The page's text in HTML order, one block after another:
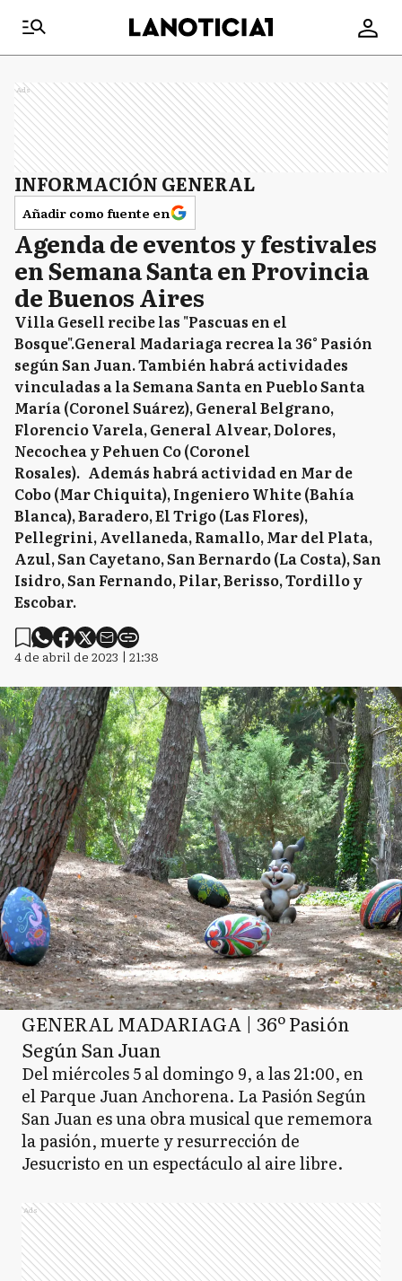
Ads
INFORMACIÓN GENERAL
Añadir como fuente en
Agenda de eventos y festivales
en Semana Santa en Provincia
de Buenos Aires
Villa Gesell recibe las "Pascuas en el
Bosque".General Madariaga recrea la 36° Pasión
según San Juan. También habrá actividades
vinculadas a la Semana Santa en Pueblo Santa
María (Coronel Suárez), General Belgrano,
Florencio Varela, General Alvear, Dolores,
Necochea y Pehuen Co (Coronel
Rosales). Además habrá actividad en Mar de
Cobo (Mar Chiquita), Ingeniero White (Bahía
Blanca), Baradero, El Trigo (Las Flores),
Pellegrini, Avellaneda, Ramallo, Mar del Plata,
Azul, San Cayetano, San Bernardo (La Costa), San
Isidro, San Fernando, Pilar, Berisso, Tordillo y
Escobar.
4 de abril de 2023 | 21:38
GENERAL MADARIAGA | 36º Pasión
Según San Juan
Del miércoles 5 al domingo 9, a las 21:00, en
el Parque Juan Anchorena. La Pasión Según
San Juan es una obra musical que rememora
la pasión, muerte y resurrección de
Jesucristo en un espectáculo al aire libre.
Ads